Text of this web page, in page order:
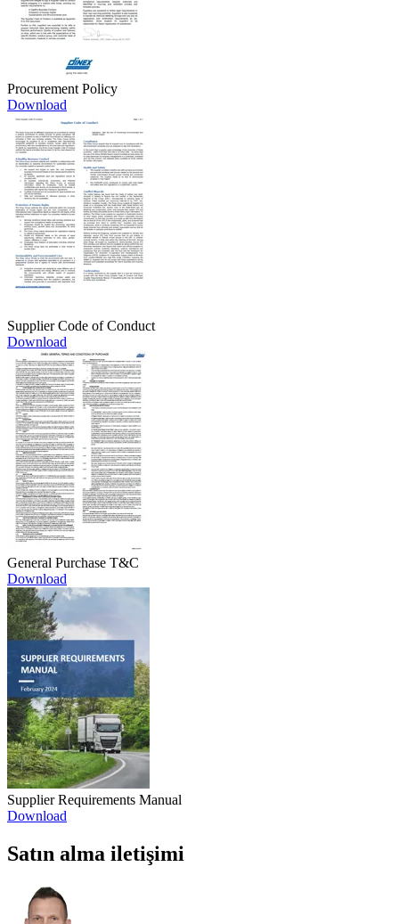
Procurement Policy
Download
Supplier Code of Conduct
Download
General Purchase T&C
Download
Supplier Requirements Manual
Download
Satın alma iletişimi